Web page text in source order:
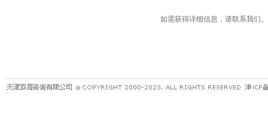
如需获得详细信息，请联系我们。